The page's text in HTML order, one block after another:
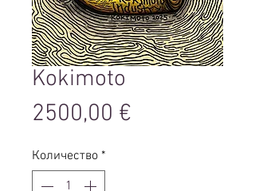
Kokimoto
2500,00 €
Количество *